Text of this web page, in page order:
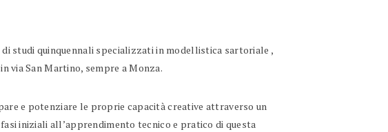
studi quinquennali specializzati in modellistica sartoriale ,
via San Martino, sempre a Monza.
e potenziare le proprie capacità creative attraverso un
iniziali all’apprendimento tecnico e pratico di questa